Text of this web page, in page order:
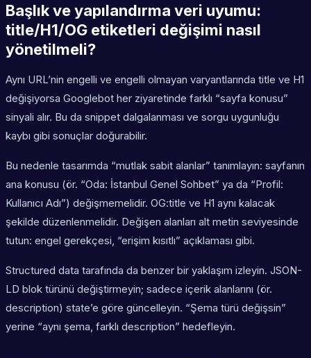
Başlık ve yapılandırma veri uyumu:
title/H1/OG etiketleri değişimi nasıl
yönetilmeli?
Aynı URL’nin engelli ve engelli olmayan varyantlarında title ve H1
değişiyorsa Googlebot her ziyaretinde farklı “sayfa konusu”
sinyali alır. Bu da snippet dalgalanması ve sorgu uygunluğu
kaybı gibi sonuçlar doğurabilir.
Bu nedenle tasarımda “mutlak sabit alanlar” tanımlayın: sayfanın
ana konusu (ör. “Oda: İstanbul Genel Sohbet” ya da “Profil:
Kullanıcı Adı”) değişmemelidir. OG:title ve H1 aynı kalacak
şekilde düzenlenmelidir. Değişen alanları alt metin seviyesinde
tutun: engel gerekçesi, “erişim kısıtlı” açıklaması gibi.
Structured data tarafında da benzer bir yaklaşım izleyin. JSON-
LD blok türünü değiştirmeyin; sadece içerik alanlarını (ör.
description) state’e göre güncelleyin. “Şema türü değişsin”
yerine “aynı şema, farklı description” hedefleyin.